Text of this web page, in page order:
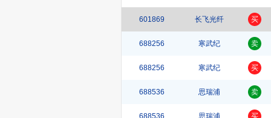
601869 长飞光纤 买
688256 寒武纪 卖
688256 寒武纪 买
688536 思瑞浦 卖
688536 思瑞浦 买